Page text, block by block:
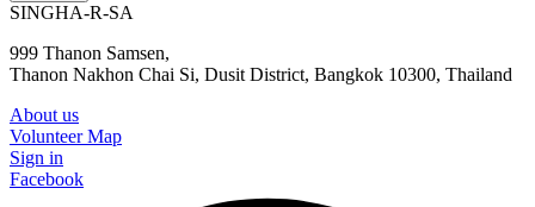
SINGHA-R-SA
999 Thanon Samsen,
Thanon Nakhon Chai Si, Dusit District, Bangkok 10300, Thailand
About us
Volunteer Map
Sign in
Facebook